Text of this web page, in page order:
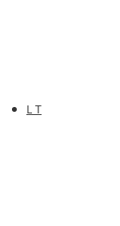
L T